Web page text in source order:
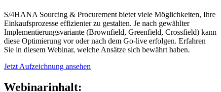
S/4HANA Sourcing & Procurement bietet viele Möglichkeiten, Ihre
Einkaufsprozesse effizienter zu gestalten. Je nach gewählter
Implementierungsvariante (Brownfield, Greenfield, Crossfield) kann
diese Optimierung vor oder nach dem Go-live erfolgen. Erfahren
Sie in diesem Webinar, welche Ansätze sich bewährt haben.
Jetzt Aufzeichnung ansehen
Webinarinhalt: